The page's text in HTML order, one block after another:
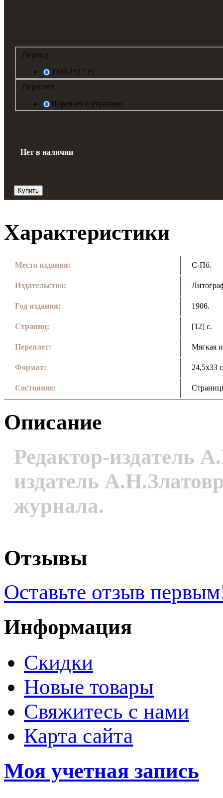
Период
1901-1917 гг.
Переплет
Переплет с утратами
Нет в наличии
Купить
Характеристики
Место издания: С-Пб.
Издательство:
Год издания: 1906.
Страниц: [12] с.
Переплет: Мягкая
Формат: 24,5х33
Состояние:
Описание
Редактор-издатель
издатель
журнала.
Отзывы
Оставьте отзыв
Информация
Скидки
Новые товары
Свяжитесь с нами
Карта сайта
Моя учетная запись